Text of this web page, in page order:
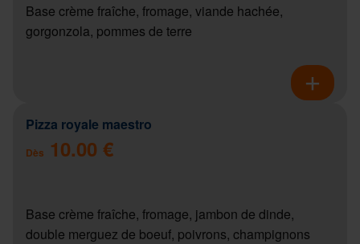
Base crème fraîche, fromage, viande hachée,
gorgonzola, pommes de terre
Pizza royale maestro
Dès 10.00 €
Base crème fraîche, fromage, jambon de dinde,
double merguez de boeuf, poivrons, champignons